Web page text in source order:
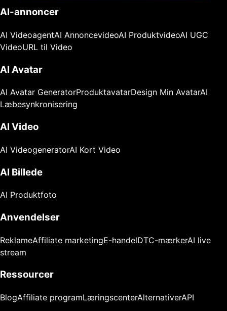
AI-annoncer
AI VideoagentAI AnnoncevideoAI ProduktvideoAI UGC
VideoURL til Video
AI Avatar
AI Avatar GeneratorProduktavatarDesign Min AvatarAI
Læbesynkronisering
AI Video
AI VideogeneratorAI Kort Video
AI Billede
AI Produktfoto
Anvendelser
ReklameAffiliate marketingE-handelDTC-mærkerAI live
stream
Ressourcer
BlogAffiliate programLæringscenterAlternativerAPI